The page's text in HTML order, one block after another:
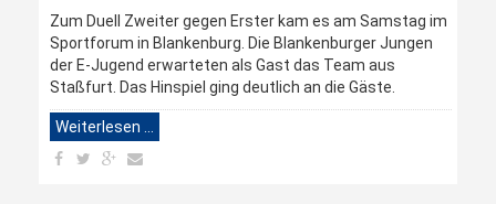
Zum Duell Zweiter gegen Erster kam es am Samstag im
Sportforum in Blankenburg. Die Blankenburger Jungen
der E-Jugend erwarteten als Gast das Team aus
Staßfurt. Das Hinspiel ging deutlich an die Gäste.
Weiterlesen …